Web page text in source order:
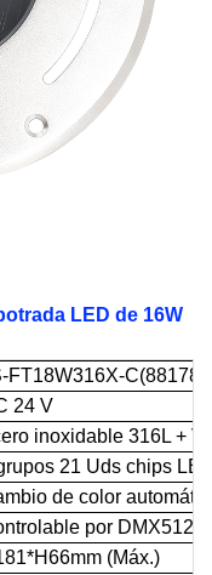
LED de 16W
C(88178)
V
inoxidable 316L +
21 Uds chips
de color
por DMX512
(Máx.)